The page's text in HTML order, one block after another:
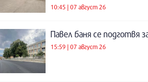
10:45 | 07 август 26
Павел баня се подготвя
15:59 | 07 август 26